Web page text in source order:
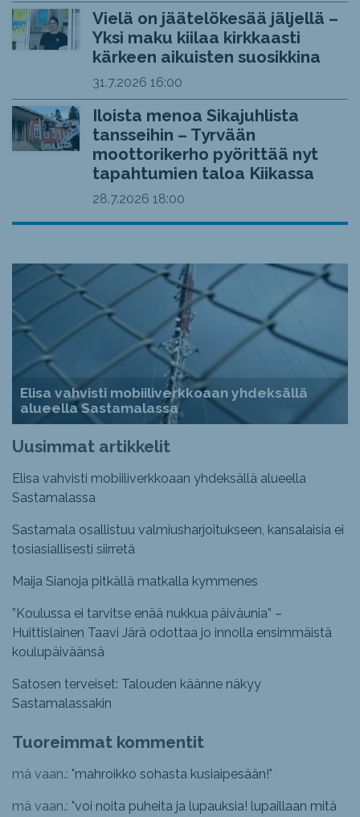
Vielä on jäätelökesää jäljellä –
Yksi maku kiilaa kirkkaasti
kärkeen aikuisten suosikkina
31.7.2026 16:00
Iloista menoa Sikajuhlista
tansseihin – Tyrvään
moottorikerho pyörittää nyt
tapahtumien taloa Kiikassa
28.7.2026 18:00
Elisa vahvisti mobiiliverkkoaan yhdeksällä
alueella Sastamalassa
Uusimmat artikkelit
Elisa vahvisti mobiiliverkkoaan yhdeksällä alueella
Sastamalassa
Sastamala osallistuu valmiusharjoitukseen, kansalaisia ei
tosiasiallisesti siirretä
Maija Sianoja pitkällä matkalla kymmenes
”Koulussa ei tarvitse enää nukkua päiväunia” –
Huittislainen Taavi Järä odottaa jo innolla ensimmäistä
koulupäiväänsä
Satosen terveiset: Talouden käänne näkyy
Sastamalassakin
Tuoreimmat kommentit
mä vaan.: "mahroikko sohasta kusiaipesään!"
mä vaan.: "voi noita puheita ja lupauksia! lupaillaan mitä